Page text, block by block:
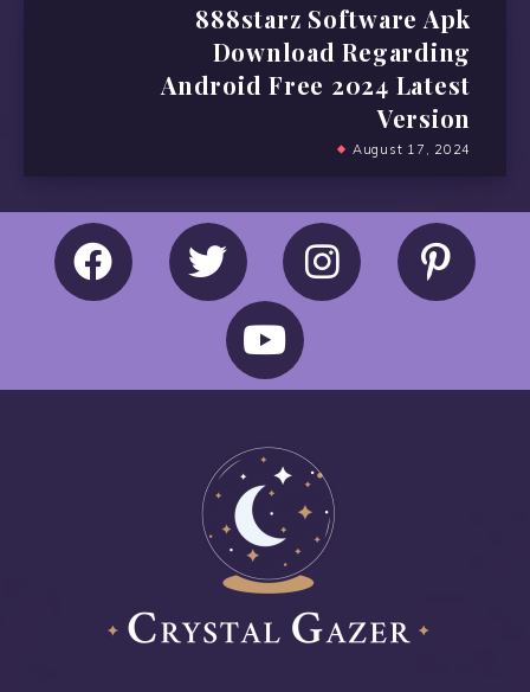
888starz Software Apk
Download Regarding
Android Free 2024 Latest
Version
August 17, 2024